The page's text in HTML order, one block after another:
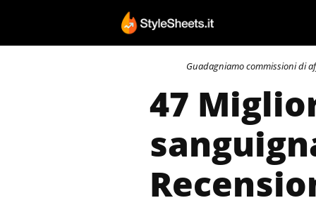
contenuto
Guadagniamo commissioni di
47